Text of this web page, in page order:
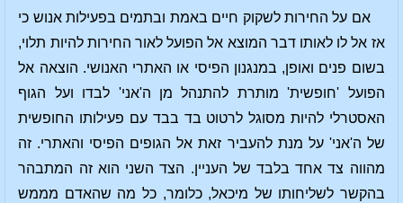
אם על החירות לשקוק חיים באמת ובתמים בפעילות אנוש כי
אז אל לו לאותו דבר המוצא אל הפועל לאור החירות להיות תלוי,
בשום פנים ואופן, במנגנון הפיסי או האתרי האנושי. הוצאה אל
הפועל 'חופשית' מותרת להתנהל מן ה'אני' לבדו ועל הגוף
האסטרלי להיות מסוגל לרטוט בד בבד עם פעילותו החופשית
של ה'אני' על מנת להעביר זאת אל הגופים הפיסי והאתרי. זה
מהווה צד אחד בלבד של העניין. הצד השני הוא זה המתבהר
בהקשר לשליחותו של מיכאל, כלומר, כל מה שהאדם מממש